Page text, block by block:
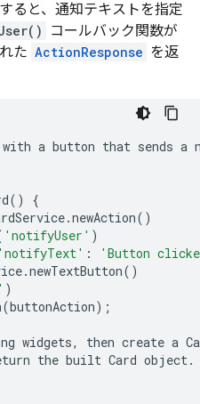
ると、通知テキストを指定
コールバック関数が
た ActionResponse を返
with a button that sends a
()
{
.newAction()
'notifyUser' )
'notifyText' :
'Button
.newTextButton()
)
(buttonAction);
widgets, then create a
the built Card object.